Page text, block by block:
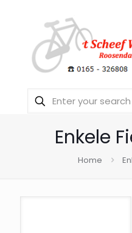
Enkele
Home